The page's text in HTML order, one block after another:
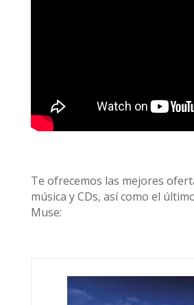
Te ofrecemos las mejores
música y CDs, así como el
Muse: